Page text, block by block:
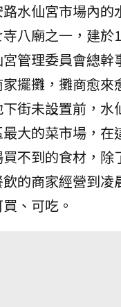
水仙宮市場內的
八廟之一，建於
管理委員會總幹
擺攤，攤商愈來
街未設置前，水
大的菜市場，在
不到的食材，除
的商家經營到凌
、可吃。